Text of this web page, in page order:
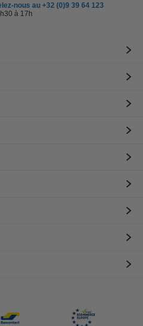
nous au +32 (0)9 39 64 123
à 17h